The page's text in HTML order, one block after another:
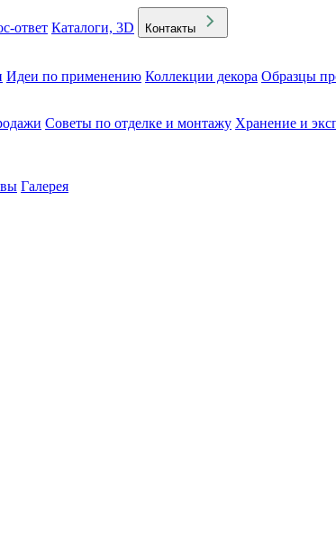
ответ Каталоги, 3D Контакты
Идеи по применению Коллекции декора Образцы
Советы по отделке и монтажу Хранение и
Галерея